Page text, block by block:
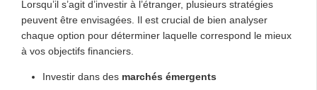
Lorsqu’il s’agit d’investir à l’étranger, plusieurs stratégies
peuvent être envisagées. Il est crucial de bien analyser
chaque option pour déterminer laquelle correspond le mieux
à vos objectifs financiers.
Investir dans des marchés émergents